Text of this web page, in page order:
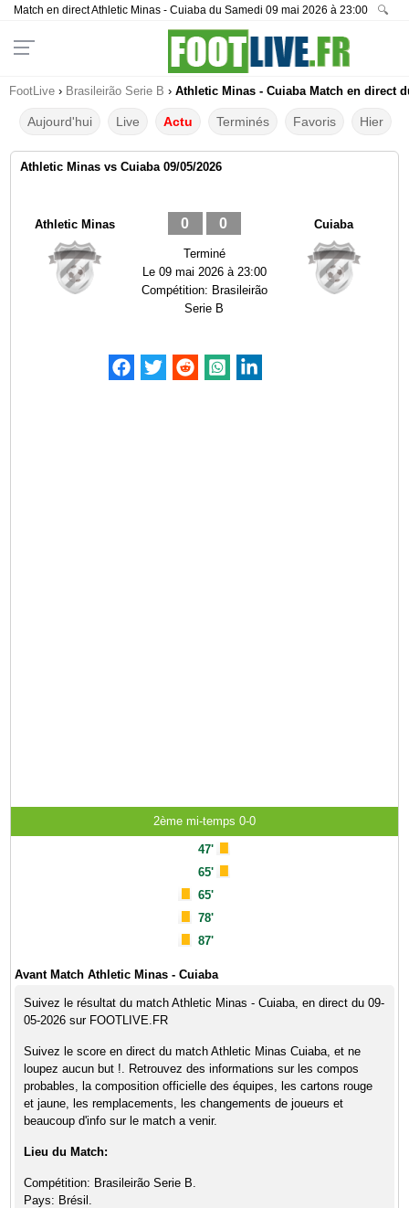
Match en direct Athletic Minas - Cuiaba du Samedi 09 mai 2026 à 23:00 🔍
FootLive › Brasileirão Serie B › Athletic Minas - Cuiaba Match en direct
Aujourd'hui Live Actu Terminés Favoris Hier
Athletic Minas vs Cuiaba 09/05/2026
Athletic Minas 0 0
Terminé
Le 09 mai 2026 à 23:00
Compétition: Brasileirão
Serie B
Cuiaba
2ème mi-temps 0-0
47'
65'
65'
78'
87'
Avant Match Athletic Minas - Cuiaba
Suivez le résultat du match Athletic Minas - Cuiaba, en direct du 09-
05-2026 sur FOOTLIVE.FR
Suivez le score en direct du match Athletic Minas Cuiaba, et ne
loupez aucun but !. Retrouvez des informations sur les compos
probables, la composition officielle des équipes, les cartons rouge
et jaune, les remplacements, les changements de joueurs et
beaucoup d'info sur le match a venir.
Lieu du Match:
Compétition: Brasileirão Serie B.
Pays: Brésil.